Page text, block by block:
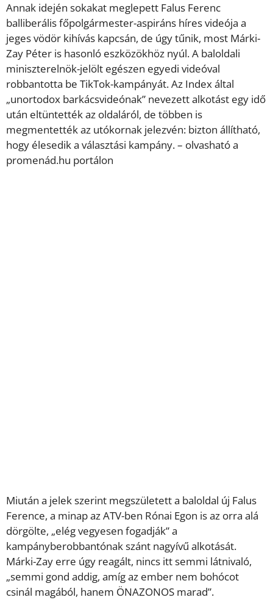
Annak idején sokakat meglepett Falus Ferenc
balliberális főpolgármester-aspiráns híres videója a
jeges vödör kihívás kapcsán, de úgy tűnik, most Márki-
Zay Péter is hasonló eszközökhöz nyúl. A baloldali
miniszterelnök-jelölt egészen egyedi videóval
robbantotta be TikTok-kampányát. Az Index által
„unortodox barkácsvideónak” nevezett alkotást egy idő
után eltüntették az oldaláról, de többen is
megmentették az utókornak jelezvén: bizton állítható,
hogy élesedik a választási kampány. – olvasható a
promenád.hu portálon
Miután a jelek szerint megszületett a baloldal új Falus
Ference, a minap az ATV-ben Rónai Egon is az orra alá
dörgölte, „elég vegyesen fogadják” a
kampányberobbantónak szánt nagyívű alkotását.
Márki-Zay erre úgy reagált, nincs itt semmi látnivaló,
„semmi gond addig, amíg az ember nem bohócot
csinál magából, hanem ÖNAZONOS marad”.